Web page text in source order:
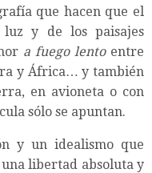
que hacen que el
luz y de los paisajes
a fuego lentoentre
y África… y también
en avioneta o con
sólo se apuntan.
y un idealismo que
una libertad absoluta y